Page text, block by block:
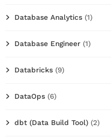
Database Analytics (1)
Database Engineer (1)
Databricks (9)
DataOps (6)
dbt (Data Build Tool) (2)